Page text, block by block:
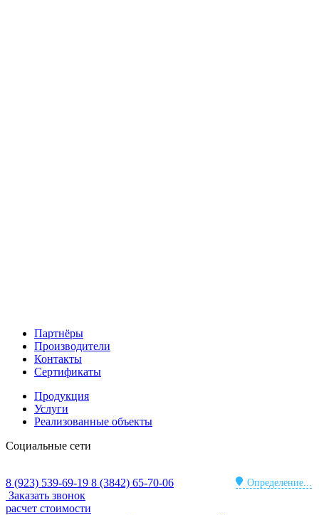
Партнёры
Производители
Контакты
Сертификаты
Продукция
Услуги
Реализованные объекты
Социальные сети
Определение...
8 (923) 539-69-19 8 (3842) 65-70-06
Заказать звонок
расчет стоимости